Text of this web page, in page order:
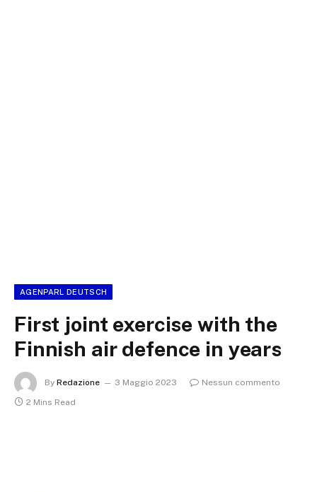
AGENPARL DEUTSCH
First joint exercise with the
Finnish air defence in years
By Redazione 3 Maggio 2023
Nessun commento
2 Mins Read